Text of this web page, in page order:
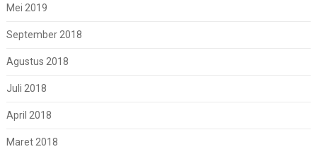
Mei 2019
September 2018
Agustus 2018
Juli 2018
April 2018
Maret 2018